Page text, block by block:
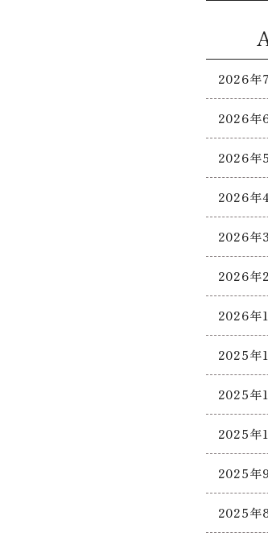
2026年
2026年
2026年
2026年
2026年
2026年
2026年
2025年
2025年
2025年
2025年
2025年